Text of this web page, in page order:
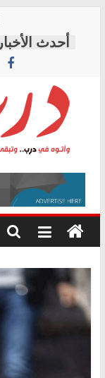
content
درب
وأتوه
درب..
وتبقى
هي